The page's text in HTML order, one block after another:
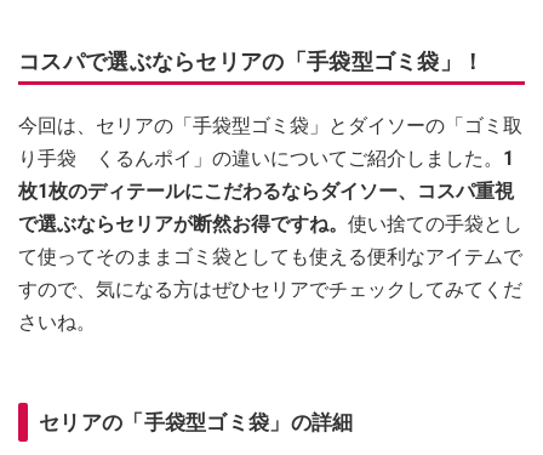
コスパで選ぶならセリアの「手袋型ゴミ袋」！
今回は、セリアの「手袋型ゴミ袋」とダイソーの「ゴミ取
り手袋 くるんポイ」の違いについてご紹介しました。 1
枚1枚のディテールにこだわるならダイソー、コスパ重視
で選ぶならセリアが断然お得ですね。 使い捨ての手袋とし
て使ってそのままゴミ袋としても使える便利なアイテムで
すので、気になる方はぜひセリアでチェックしてみてくだ
さいね。
セリアの「手袋型ゴミ袋」の詳細